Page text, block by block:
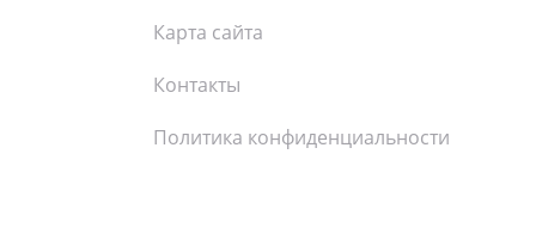
Карта сайта
Контакты
Политика конфиденциальности